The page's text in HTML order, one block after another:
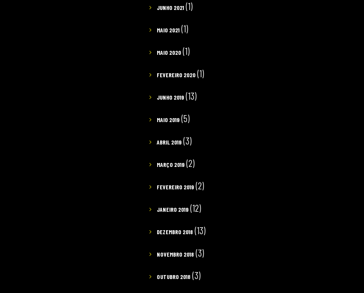
JUNHO 2021 (1)
MAIO 2021 (1)
MAIO 2020 (1)
FEVEREIRO 2020 (1)
JUNHO 2019 (13)
MAIO 2019 (5)
ABRIL 2019 (3)
MARÇO 2019 (2)
FEVEREIRO 2019 (2)
JANEIRO 2019 (12)
DEZEMBRO 2018 (13)
NOVEMBRO 2018 (3)
OUTUBRO 2018 (3)